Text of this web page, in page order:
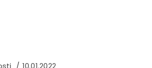
10.01.2022